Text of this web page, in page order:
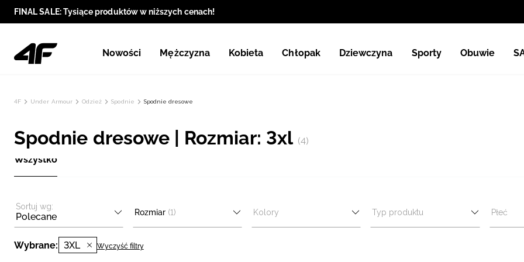
FINAL SALE: Tysiące produktów w niższych cenach!
Nowości Mężczyzna Kobieta Chłopak Dziewczyna Sporty Obuwie
4F Under Armour Odzież Spodnie Spodnie dresowe
Spodnie dresowe | Rozmiar: 3xl (4)
Wszystko
Sortuj wg:
Polecane Rozmiar (1) Kolory Typ produktu Płeć
Wybrane: 3XL Wyczyść filtry